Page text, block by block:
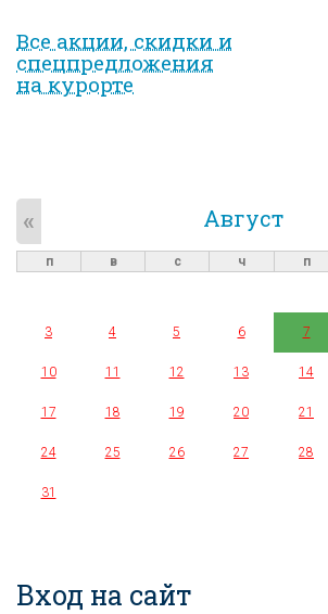
Все акции, скидки и
спец­предложе­ния
на курорте
Август
«
п в с ч п
3 4 5 6 7
10 11 12 13 14
17 18 19 20 21
24 25 26 27 28
31
Вход на сайт